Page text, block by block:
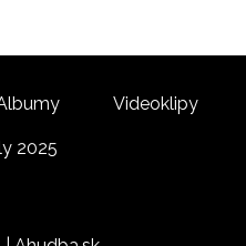
Videoklipy
2025